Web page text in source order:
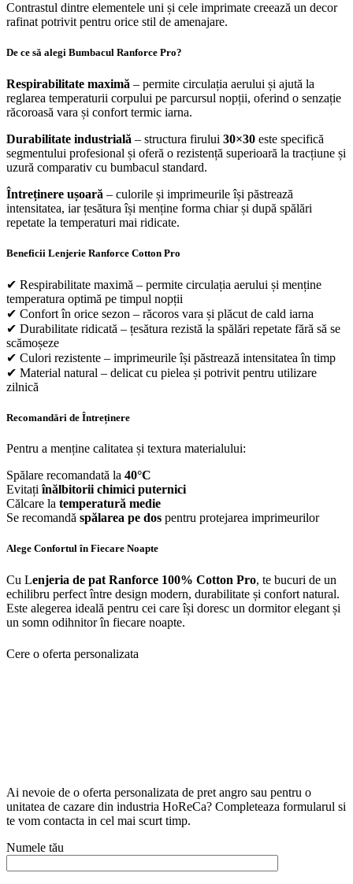
Contrastul dintre elementele uni și cele imprimate creează un decor
rafinat potrivit pentru orice stil de amenajare.
De ce să alegi Bumbacul Ranforce Pro?
Respirabilitate maximă – permite circulația aerului și ajută la
reglarea temperaturii corpului pe parcursul nopții, oferind o senzație
răcoroasă vara și confort termic iarna.
Durabilitate industrială – structura firului 30×30 este specifică
segmentului profesional și oferă o rezistență superioară la tracțiune și
uzură comparativ cu bumbacul standard.
Întreținere ușoară – culorile și imprimeurile își păstrează
intensitatea, iar țesătura își menține forma chiar și după spălări
repetate la temperaturi mai ridicate.
Beneficii Lenjerie Ranforce Cotton Pro
✔ Respirabilitate maximă – permite circulația aerului și menține
temperatura optimă pe timpul nopții
✔ Confort în orice sezon – răcoros vara și plăcut de cald iarna
✔ Durabilitate ridicată – țesătura rezistă la spălări repetate fără să se
scămoșeze
✔ Culori rezistente – imprimeurile își păstrează intensitatea în timp
✔ Material natural – delicat cu pielea și potrivit pentru utilizare
zilnică
Recomandări de Întreținere
Pentru a menține calitatea și textura materialului:
Spălare recomandată la 40°C
Evitațiînălbitorii chimici puternici
Călcare la temperatură medie
Se recomandă spălarea pe dos pentru protejarea imprimeurilor
Alege Confortul în Fiecare Noapte
Cu Lenjeria de pat Ranforce 100% Cotton Pro, te bucuri de un
echilibru perfect între design modern, durabilitate și confort natural.
Este alegerea ideală pentru cei care își doresc un dormitor elegant și
un somn odihnitor în fiecare noapte.
Cere o oferta personalizata
Ai nevoie de o oferta personalizata de pret angro sau pentru o
unitatea de cazare din industria HoReCa? Completeaza formularul si
te vom contacta in cel mai scurt timp.
Numele tău